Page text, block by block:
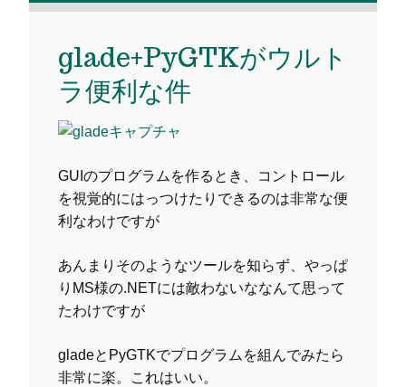
glade+PyGTKがウルト
ラ便利な件
GUIのプログラムを作るとき、コントロール
を視覚的にはっつけたりできるのは非常な便
利なわけですが
あんまりそのようなツールを知らず、やっぱ
りMS様の.NETには敵わないななんて思って
たわけですが
gladeとPyGTKでプログラムを組んでみたら
非常に楽。これはいい。